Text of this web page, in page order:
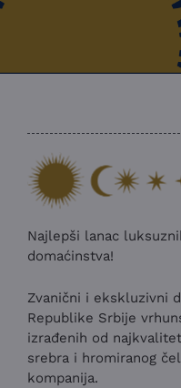
Najlepši lanac
domaćinstva!
Zvanični i ekskluzivni
Republike Srbije
izrađenih od
srebra i hromiranog
kompanija.